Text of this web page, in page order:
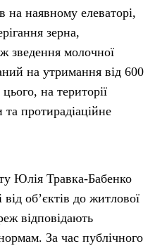
на наявному елеваторі,
зерна,
зведення молочної
на утримання від 600
на території
та протирадіаційне
Юлія Травка-Бабенко
об’єктів до житлової
відповідають
За час публічного